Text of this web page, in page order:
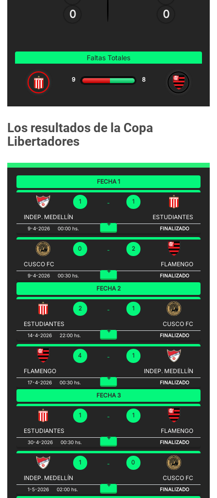
Los resultados de la Copa
Libertadores